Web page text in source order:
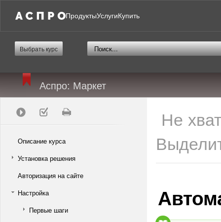
ПродуктыУслугиКупить
Выбрать курс
Аспро: Маркет
Описание курса
Установка решения
Авторизация на сайте
Настройка
Первые шаги
Не